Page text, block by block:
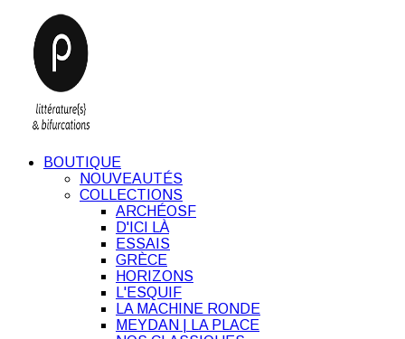
BOUTIQUE
NOUVEAUTÉS
COLLECTIONS
ARCHÉOSF
D'ICI LÀ
ESSAIS
GRÈCE
HORIZONS
L'ESQUIF
LA MACHINE RONDE
MEYDAN | LA PLACE